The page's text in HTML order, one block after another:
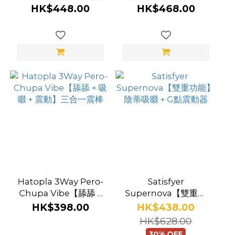
蒂吸啜 G點震棒
HK$448.00
屈曲 多功能震棒
HK$468.00
Hatopla 3Way Pero-
Chupa Vibe【舔舔 +
吸啜 + 震動】三合一震
HK$398.00
Satisfyer
Supernova【雙重功
能】陰蒂吸啜 + G點震
動器
HK$438.00
HK$628.00